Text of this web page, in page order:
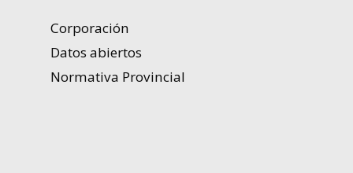
Corporación
Datos abiertos
Normativa Provincial